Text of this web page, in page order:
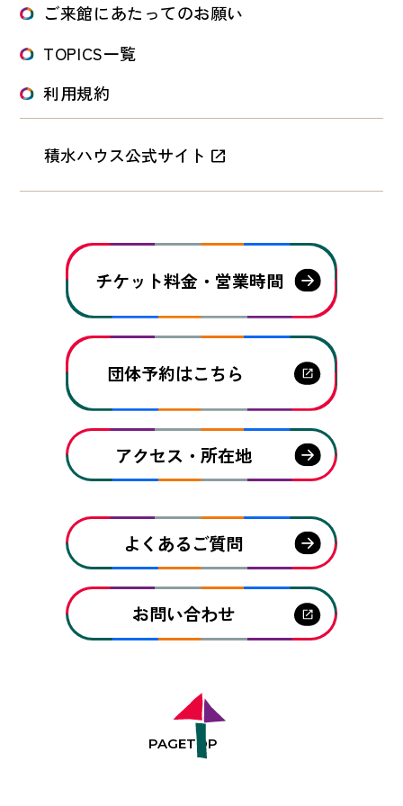
ご来館にあたってのお願い
TOPICS一覧
利用規約
積水ハウス公式サイト
チケット料金・営業時間
団体予約はこちら
アクセス・所在地
よくあるご質問
お問い合わせ
PAGETOP